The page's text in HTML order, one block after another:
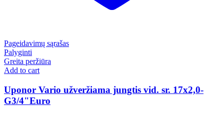
Pageidavimų sąrašas
Palyginti
Greita peržiūra
Add to cart
Uponor Vario užveržiama jungtis vid. sr. 17x2,0-
G3/4"Euro